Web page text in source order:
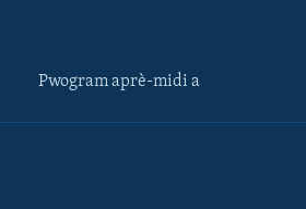
Pwogram aprè-midi a